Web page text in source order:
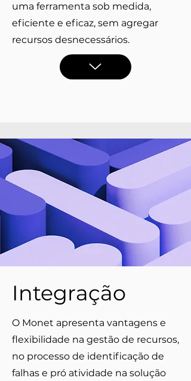
uma ferramenta sob medida,
eficiente e eficaz, sem agregar
recursos desnecessários.
Integração
O Monet apresenta vantagens e
flexibilidade na gestão de recursos,
no processo de identificação de
falhas e pró atividade na solução